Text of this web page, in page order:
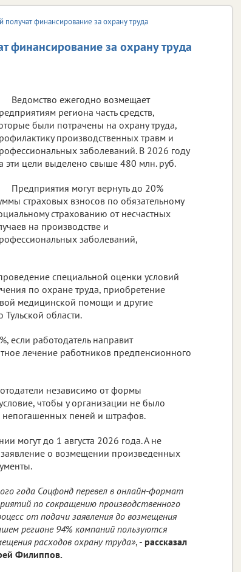
финансирование за охрану труда
финансирование за охрану труда
Ведомство ежегодно возмещает
региона часть средств,
были потрачены на охрану труда,
производственных травм и
заболеваний. В 2026 году
эти цели выделено свыше 480 млн. руб.
Предприятия могут вернуть до 20%
страховых взносов по обязательному
страхованию от несчастных
на производстве и
заболеваний,
специальной оценки условий
по охране труда, приобретение
медицинской помощи и другие
области.
если работодатель направит
лечение работников предпенсионного
независимо от формы
чтобы у организации не было
непогашенных пеней и штрафов.
могут до 1 августа 2026 года. А не
о возмещении произведенных
года Соцфонд перевел в онлайн-формат
по сокращению производственного
от подачи заявления до возмещения
регионе 94% компаний пользуются
расходов охрану труда», - рассказал
Филиппов.